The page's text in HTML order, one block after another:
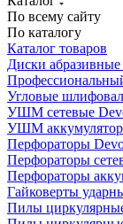
По всему сайту
По каталогу
Каталог товаров
Диски
Угловые
УШМ сетевые
УШМ
Перфораторы
Перфораторы
Перфораторы
Гайковерты
Пилы